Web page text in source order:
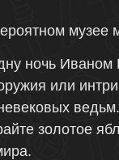
музее
ночь
или
золотое